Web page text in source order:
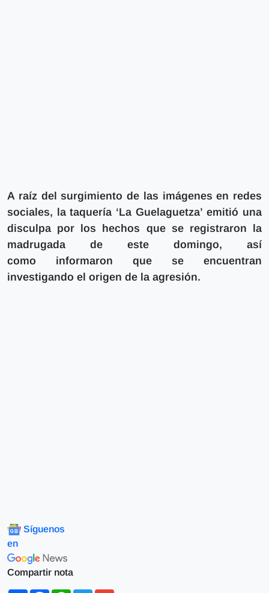
A raíz del surgimiento de las imágenes en redes
sociales, la taquería ‘La Guelaguetza’ emitió una
disculpa por los hechos que se registraron la
madrugada de este domingo, así
como informaron que se encuentran
investigando el origen de la agresión.
Síguenos
en
Compartir nota